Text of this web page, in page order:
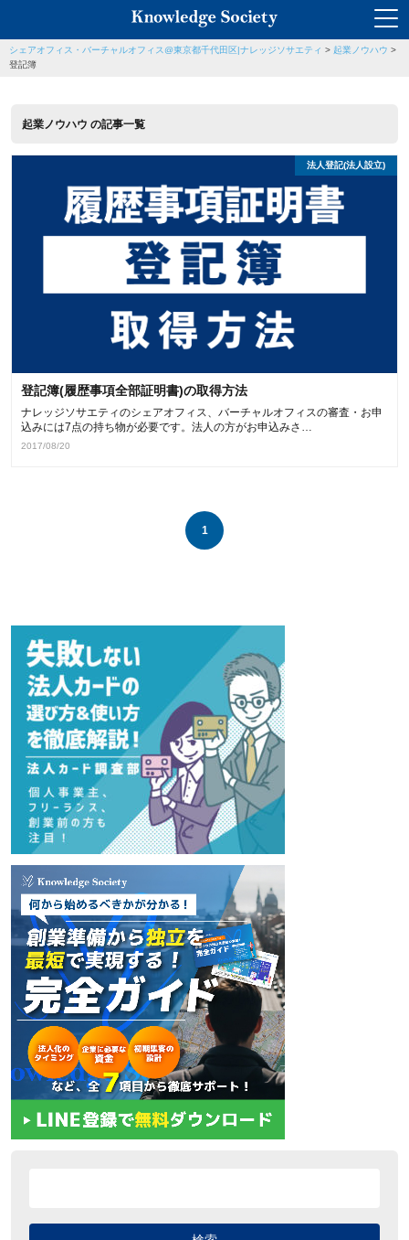
シェアオフィス・バーチャルオフィス@東京都千代田区|ナレッジソサエティ > 起業ノウハウ >
登記簿
起業ノウハウ の記事一覧
登記簿(履歴事項全部証明書)の取得方法
ナレッジソサエティのシェアオフィス、バーチャルオフィスの審査・お申
込みには7点の持ち物が必要です。法人の方がお申込みさ…
2017/08/20
法人登記(法人設立)
1